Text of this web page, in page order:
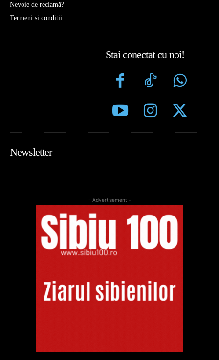
Nevoie de reclamă?
Termeni si conditii
Stai conectat cu noi!
Newsletter
- Advertisement -